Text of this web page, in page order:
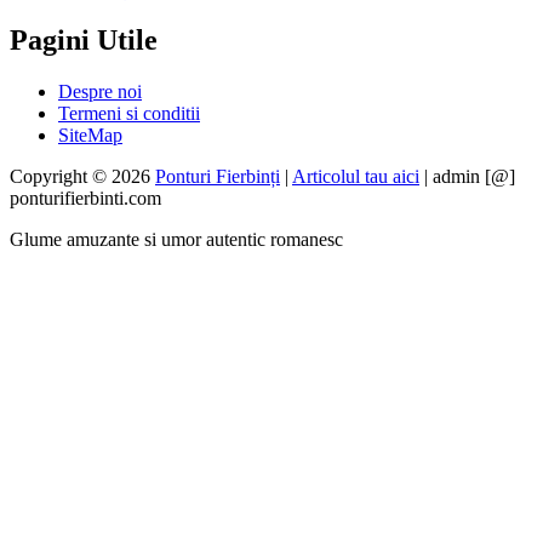
Pagini Utile
Despre noi
Termeni si conditii
SiteMap
Copyright © 2026 Ponturi Fierbinți | Articolul tau aici | admin [@]
ponturifierbinti.com
Glume amuzante si umor autentic romanesc